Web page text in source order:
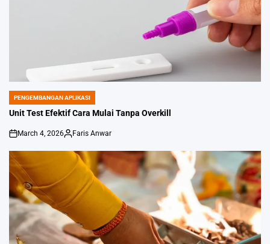
POSTED
IN
PENGEMBANGAN APLIKASI
Unit Test Efektif Cara Mulai Tanpa Overkill
on
March 4, 2026
Posted
Faris Anwar